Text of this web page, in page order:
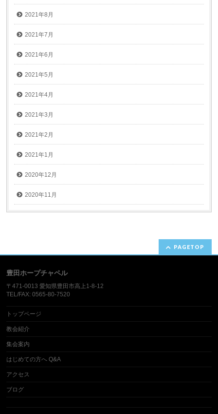
2021年8月
2021年7月
2021年6月
2021年5月
2021年4月
2021年3月
2021年2月
2021年1月
2020年12月
2020年11月
PAGETOP
豊田ホープチャペル
〒471-0013 愛知県豊田市高上1-8-12​
TEL/FAX: 0565-80-7520
トップページ
教会紹介
集会案内
はじめての方へ Q&A
アクセス
ブログ